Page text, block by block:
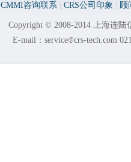
CMMI咨询联系 CRS公司印象 顾
Copyright © 2008-2014 上海连陆
E-mail：service
crs-tech.com